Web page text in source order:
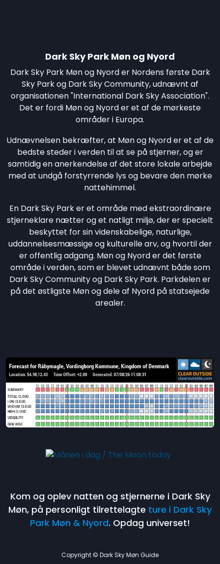
Dark Sky Park Møn og Nyord
Dark Sky Park Møn og Nyord er Nordens første Dark
Sky Park og Dark Sky Community, udnævnt af
organisationen "International Dark Sky Association".
Det er fordi Møn og Nyord er et af de mørkeste
områder i Europa.
Udnævnelsen bekræfter, at Møn og Nyord er et af de
bedste steder i verden til at se på stjerner, og er
samtidig en anerkendelse af det store lokale arbejde
med at undgå forstyrrende lys og bevare den mørke
nattehimmel.
En Dark Sky Park er et område med ekstraordinære
stjerneklare nætter og et natligt miljø, der er specielt
beskyttet for sin videnskabelige, naturlige,
uddannelsesmæssige og kulturelle arv, og hvortil der
er offentlig adgang. Møn og Nyord er det første
område i verden, som er blevet udnævnt både som
Dark Sky Community og Dark Sky Park. Parkdelen er
på det østligste Møn og dele af Nyord på statsejede
arealer.
Kom og oplev natten og stjernerne i Dark Sky
Møn, på personligt tilrettelagte ture i Dark Sky
Park Møn & Nyord. Opdag universet!
Copyright © Dark Sky Møn Guide